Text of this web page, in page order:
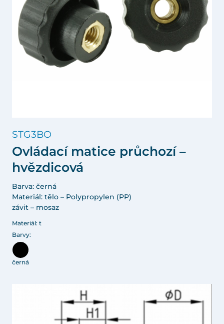
STG3BO
Ovládací matice průchozí –
hvězdicová
Barva: černá
Materiál: tělo – Polypropylen (PP)
závit – mosaz
Materiál: t
Barvy:
černá